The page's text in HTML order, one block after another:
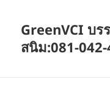
GreenVCI บ
สนิม:081-